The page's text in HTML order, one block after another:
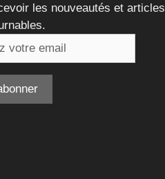
les nouveautés et articles